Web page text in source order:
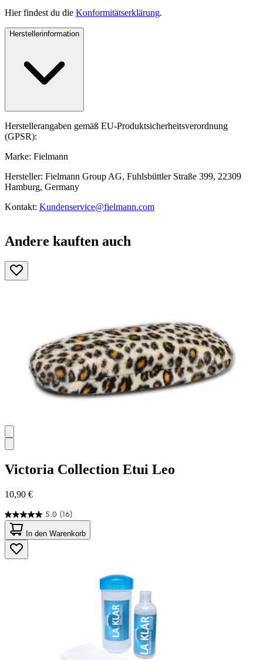
Hier findest du die Konformitätserklärung.
Herstellerinformation
Herstellerangaben gemäß EU-Produktsicherheitsverordnung
(GPSR):
Marke: Fielmann
Hersteller: Fielmann Group AG, Fuhlsbüttler Straße 399, 22309
Hamburg, Germany
Kontakt: Kundenservice@fielmann.com
Andere kauften auch
Victoria Collection Etui Leo
10,90 €
5.0 (16)
5.0
von
5
Sternen.
16
In den Warenkorb